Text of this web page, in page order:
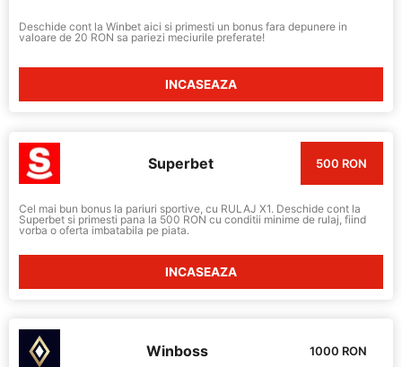
Deschide cont la Winbet aici si primesti un bonus fara depunere in
valoare de 20 RON sa pariezi meciurile preferate!
INCASEAZA
Superbet 500 RON
Cel mai bun bonus la pariuri sportive, cu RULAJ X1. Deschide cont la
Superbet si primesti pana la 500 RON cu conditii minime de rulaj, fiind
vorba o oferta imbatabila pe piata.
INCASEAZA
Winboss 1000 RON